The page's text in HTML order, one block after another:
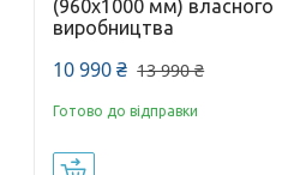
(960х1000 мм) власного
виробництва
10 990 ₴ 13 990 ₴
Готово до відправки